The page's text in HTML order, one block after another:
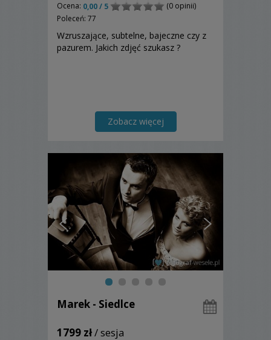
Ocena: 0,00 / 5
(0 opinii)
Poleceń: 77
Wzruszające, subtelne, bajeczne czy z
pazurem. Jakich zdjęć szukasz ?
Zobacz więcej
Marek - Siedlce
1799 zł/ sesja